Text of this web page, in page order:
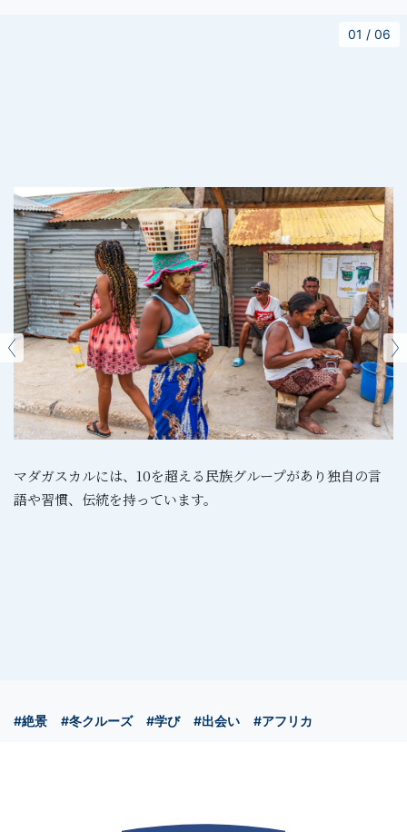
マダガスカルには、10を超える民族グループがあり独自の言
語や習慣、伝統を持っています。
01 / 06
#絶景 #冬クルーズ #学び #出会い #アフリカ